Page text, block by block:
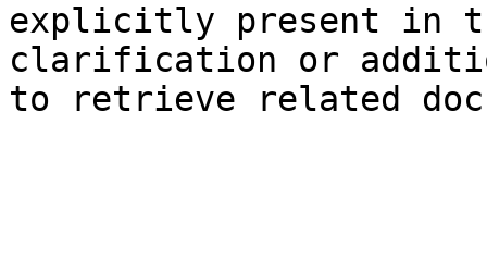
explicitly present in
clarification or